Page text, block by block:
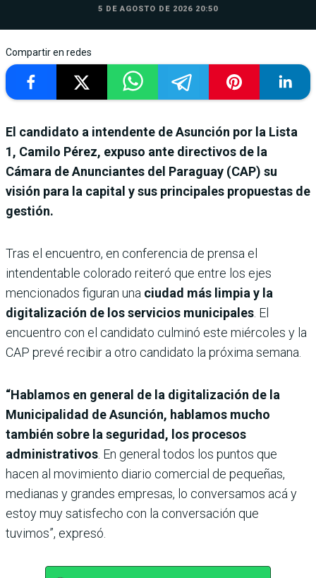
5 DE AGOSTO DE 2026 20:50
Compartir en redes
El candidato a intendente de Asunción por la Lista
1, Camilo Pérez, expuso ante directivos de la
Cámara de Anunciantes del Paraguay (CAP) su
visión para la capital y sus principales propuestas de
gestión.
Tras el encuentro, en conferencia de prensa el
intendentable colorado reiteró que entre los ejes
mencionados figuran una ciudad más limpia y la
digitalización de los servicios municipales . El
encuentro con el candidato culminó este miércoles y la
CAP prevé recibir a otro candidato la próxima semana.
“Hablamos en general de la digitalización de la
Municipalidad de Asunción, hablamos mucho
también sobre la seguridad, los procesos
administrativos . En general todos los puntos que
hacen al movimiento diario comercial de pequeñas,
medianas y grandes empresas, lo conversamos acá y
estoy muy satisfecho con la conversación que
tuvimos”, expresó.